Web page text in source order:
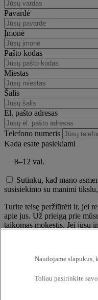
Pavardė
Įmonė
Pašto kodas
Miestas
Šalis
El. pašto adresas
Telefono numeris
Kada esate pasiekiami
Sutinku, kad mano
susisiekimo su manimi
Turite teisę peržiūrėti ir, jei
apie jus. Už prieigą prie
taikomas mokestis. Jei jūsų
sur la protection des
Naudojame slapukus,
Toliau pasirinkite savo